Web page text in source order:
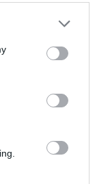
ne bo
na
vedno
"Tega, da me